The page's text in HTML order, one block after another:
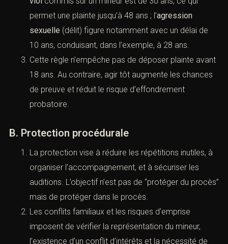
protection, réparation
(Tsunami des infractions sexuelles
2026 : guide procédure pénale)
A. Délais et point de départ : dire le droit
sans décourager
prescription dépendent de la nature de l’infraction,
et le point de départ peut être fixé à la majorité
pour les infractions sexuelles.
À titre de repère officiel, le délai de prescription du
violcommis sur un mineur est de 30 ans, ce qui
permet une plainte jusqu’à 48 ans ; l’
agression
sexuelle
(délit) figure notamment avec un délai de
10 ans, conduisant, dans l’exemple, à 28 ans.